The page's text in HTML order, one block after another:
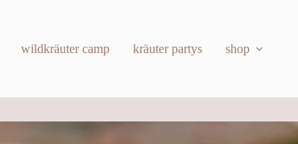
wildkräuter camp kräuter partys shop